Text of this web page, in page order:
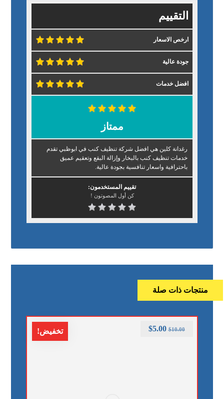
التقييم
ارخص الاسعار
جودة عالية
افضل خدمات
ممتاز
رغدانة كلين هي افضل شركة تنظيف كنب في ابوظبي تقدم
خدمات تنظيف كنب بالبخار وإزالة البقع وتعقيم عميق
باحترافية واسعار تنافسية بجودة عالية.
تقييم المستخدمون:
كن أول المصوتون !
منتجات ذات صلة
تخفيض! $10.00
$5.00